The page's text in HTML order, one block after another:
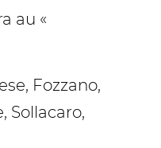
au «
Fozzano,
Sollacaro,